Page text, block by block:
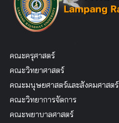
คณะครุศาสตร์
คณะวิทยาศาสตร์
คณะมนุษยศาสตร์และสังคมศาสตร์
คณะวิทยาการจัดการ
คณะพยาบาลศาสตร์